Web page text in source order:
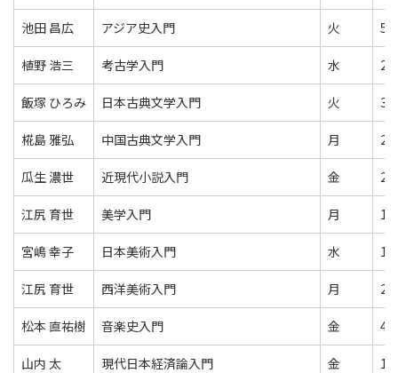
池田 昌広 アジア史入門 火 5
植野 浩三 考古学入門 水 2
飯塚 ひろみ 日本古典文学入門 火 3
椛島 雅弘 中国古典文学入門 月 2
瓜生 濃世 近現代小説入門 金 2
江尻 育世 美学入門 月 1
宮嶋 幸子 日本美術入門 水 1
江尻 育世 西洋美術入門 月 2
松本 直祐樹 音楽史入門 金 4
山内 太 現代日本経済論入門 金 1